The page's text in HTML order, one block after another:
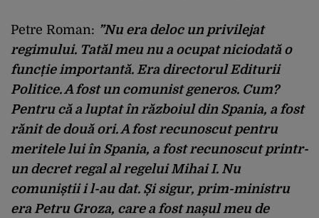
Petre Roman: ”Nu era deloc un privilejat
regimului. Tatăl meu nu a ocupat niciodată o
funcție importantă. Era directorul Editurii
Politice. A fost un comunist generos. Cum?
Pentru că a luptat în războiul din Spania, a fost
rănit de două ori. A fost recunoscut pentru
meritele lui în Spania, a fost recunoscut printr-
un decret regal al regelui Mihai I. Nu
comuniștii i l-au dat. Și sigur, prim-ministru
era Petru Groza, care a fost nașul meu de